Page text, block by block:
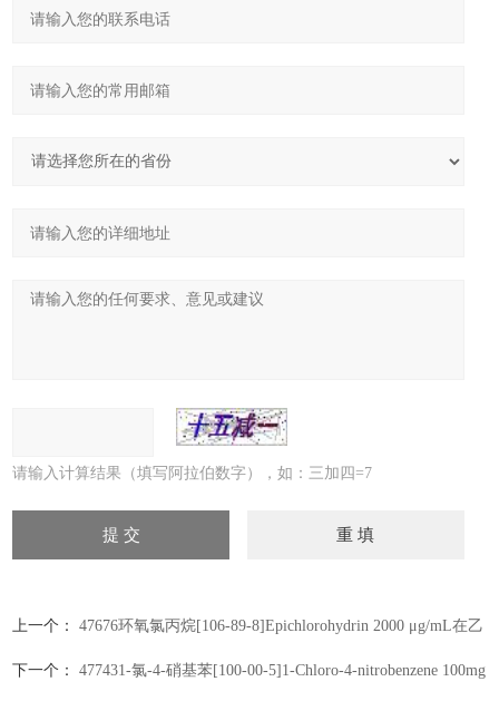
请输入计算结果（填写阿拉伯数字），如：三加四=7
上一个：
47676环氧氯丙烷[106-89-8]Epichlorohydrin 2000 μg/mL在乙
腈中，1 mL
下一个： 477431-氯-4-硝基苯[100-00-5]1-Chloro-4-nitrobenzene 100mg